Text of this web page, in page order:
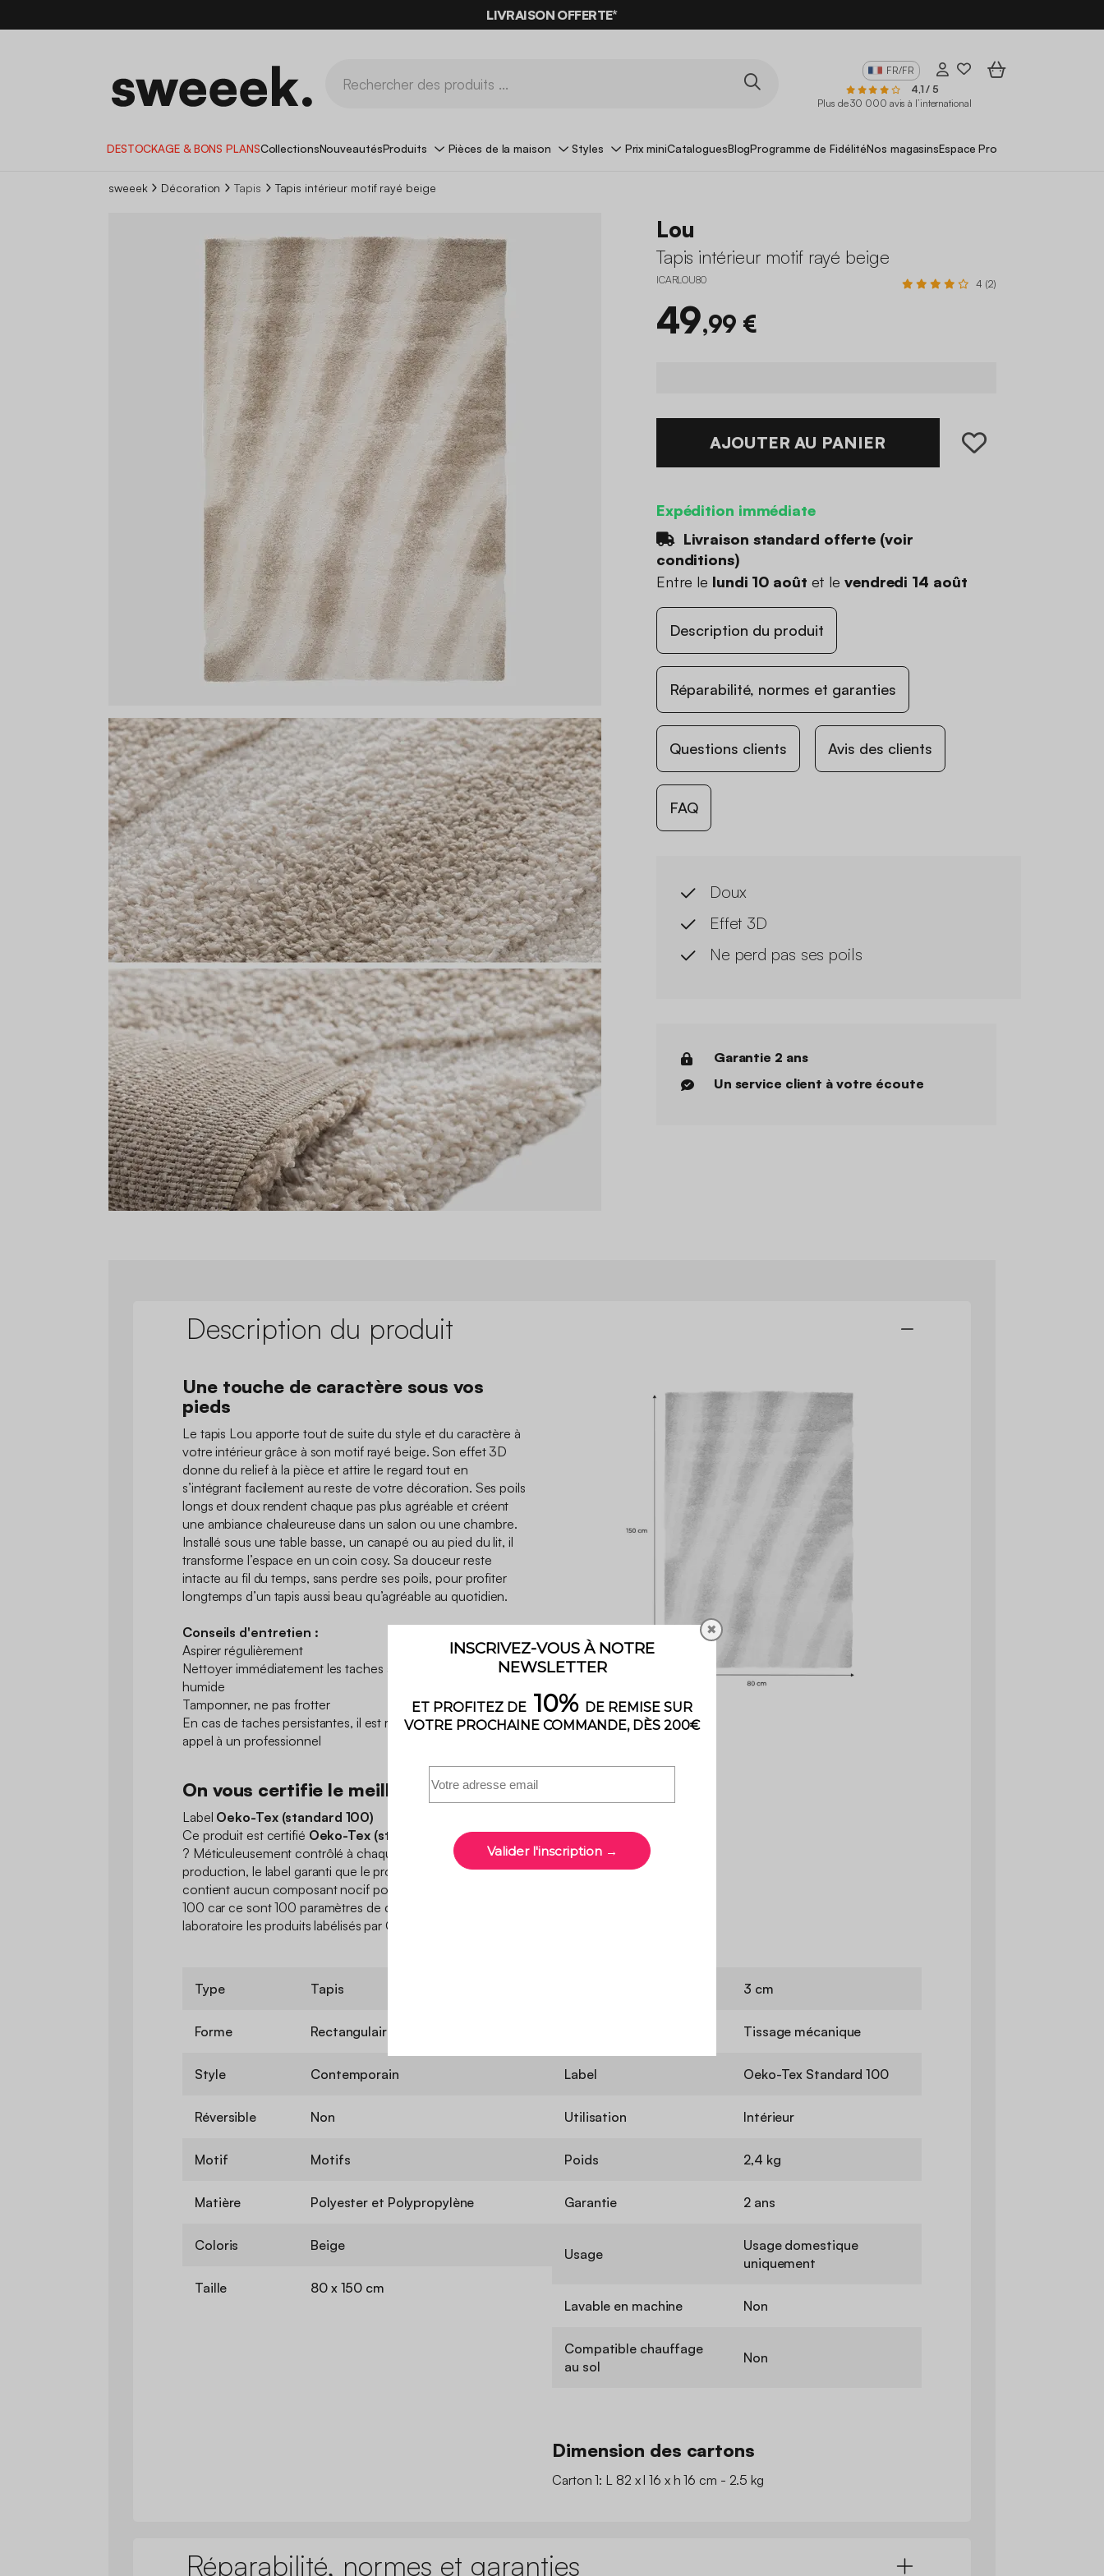
LIVRAISON OFFERTE*
FR/FR
4,1 / 5
Plus de 30 000 avis à l’international
DESTOCKAGE & BONS PLANSCollectionsNouveautésProduits Pièces de la maison Styles Prix miniCataloguesBlogProgramme de FidélitéNos magasinsEspace Pro
sweeek Décoration Tapis Tapis intérieur motif rayé beige
Lou
Tapis intérieur motif rayé beige
ICARLOU80 4 (2)
49,99 €
AJOUTER AU PANIER
Expédition immédiate
Livraison standard offerte (voir
conditions)
Entre le lundi 10 août et le vendredi 14 août
Description du produit
Réparabilité, normes et garanties
Questions clients Avis des clients
FAQ
Doux
Effet 3D
Ne perd pas ses poils
Garantie 2 ans
Un service client à votre écoute
Description du produit
Une touche de caractère sous vos
pieds
Le tapis Lou apporte tout de suite du style et du caractère à
votre intérieur grâce à son motif rayé beige. Son effet 3D
donne du relief à la pièce et attire le regard tout en
s’intégrant facilement au reste de votre décoration. Ses poils
longs et doux rendent chaque pas plus agréable et créent
une ambiance chaleureuse dans un salon ou une chambre.
Installé sous une table basse, un canapé ou au pied du lit, il
transforme l’espace en un coin cosy. Sa douceur reste
intacte au fil du temps, sans perdre ses poils, pour profiter
longtemps d’un tapis aussi beau qu’agréable au quotidien.
Conseils d'entretien :
Aspirer régulièrement
Nettoyer immédiatement les taches à l'aide d'un chiffon
humide
Tamponner, ne pas frotter
En cas de taches persistantes, il est recommandé de faire
appel à un professionnel
On vous certifie le meilleur
Label Oeko-Tex (standard 100)
Ce produit est certifié Oeko-Tex (standard 100), quésako
? Méticuleusement contrôlé à chaque étape de sa
production, le label garanti que le produit est sain et ne
contient aucun composant nocif pour la santé. Standard
100 car ce sont 100 paramètres de contrôles qui testent en
laboratoire les produits labélisés par Oeko-Tex.
Type Tapis
Forme Rectangulaire
Style Contemporain
Réversible Non
Motif Motifs
Matière Polyester et Polypropylène
Coloris Beige
Taille 80 x 150 cm
3 cm
Tissage mécanique
Label Oeko-Tex Standard 100
Utilisation Intérieur
Poids 2,4 kg
Garantie 2 ans
Usage
Usage domestique
uniquement
Lavable en machine Non
Compatible chauffage
au sol
Non
Dimension des cartons
Carton 1: L 82 x l 16 x h 16 cm - 2.5 kg
Réparabilité, normes et garanties
✖